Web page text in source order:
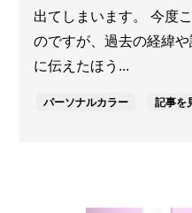
出てしまいます。 今度
のですが、過去の経緯
に伝えたほう...
パーソナルカラー 記事を